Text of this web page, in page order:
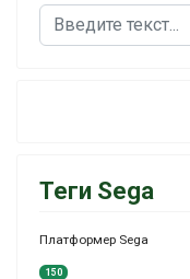
Поиск
Теги Sega
Платформер Sega
150